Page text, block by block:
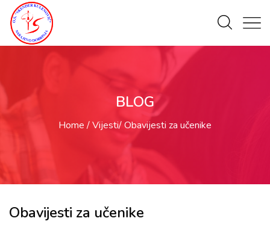
BLOG
Home Vijesti Obavijesti za učenike
Obavijesti za učenike